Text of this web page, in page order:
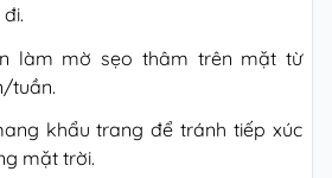
làm mờ sẹo thâm trên mặt từ
tuần.
khẩu trang để tránh tiếp xúc
mặt trời.